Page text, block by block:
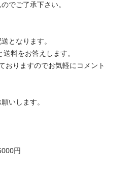
でご了承下さい。
となります。
料をお答えします。
おりますのでお気軽にコメント
いします。
円